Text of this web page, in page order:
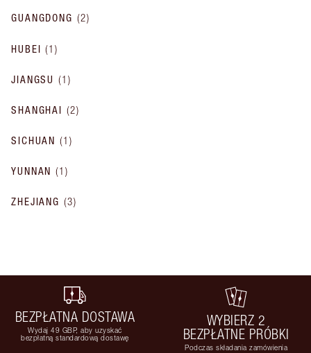
GUANGDONG (2)
HUBEI (1)
JIANGSU (1 )
SHANGHAI (2)
SICHUAN (1 )
YUNNAN (1)
ZHEJIANG (3)
BEZPŁATNA DOSTAWA
Wydaj 49 GBP, aby uzyskać
bezpłatną standardową dostawę
WYBIERZ 2
BEZPŁATNE PRÓBKI
Podczas składania zamówienia